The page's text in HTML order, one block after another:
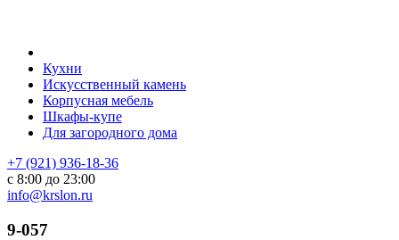
Кухни
Искусственный камень
Корпусная мебель
Шкафы-купе
Для загородного дома
+7 (921) 936-18-36
с 8:00 до 23:00
info@krslon.ru
9-057